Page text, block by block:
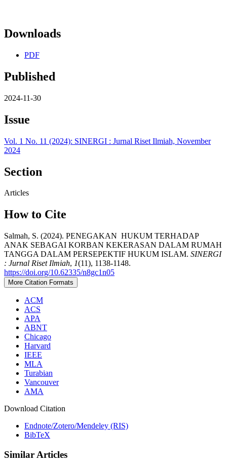
Downloads
PDF
Published
2024-11-30
Issue
Vol. 1 No. 11 (2024): SINERGI : Jurnal Riset Ilmiah, November
2024
Section
Articles
How to Cite
Salmah, S. (2024). PENEGAKAN HUKUM TERHADAP
ANAK SEBAGAI KORBAN KEKERASAN DALAM RUMAH
TANGGA DALAM PERSEPEKTIF HUKUM ISLAM. SINERGI
: Jurnal Riset Ilmiah, 1(11), 1138-1148.
https://doi.org/10.62335/n8gc1n05
More Citation Formats
ACM
ACS
APA
ABNT
Chicago
Harvard
IEEE
MLA
Turabian
Vancouver
AMA
Download Citation
Endnote/Zotero/Mendeley (RIS)
BibTeX
Similar Articles